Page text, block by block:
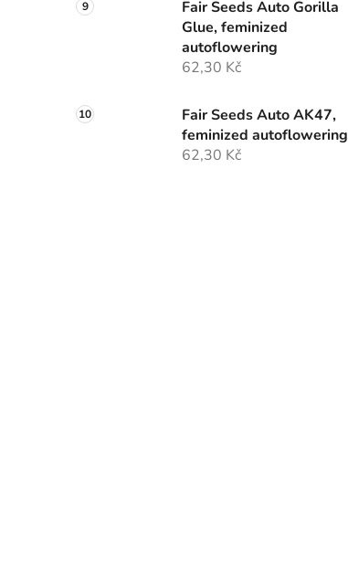
Fair Seeds Auto Gorilla
Glue, feminized
autoflowering
62,30 Kč
Fair Seeds Auto AK47,
feminized autoflowering
62,30 Kč